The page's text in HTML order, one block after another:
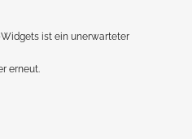
ist ein unerwarteter
erneut.